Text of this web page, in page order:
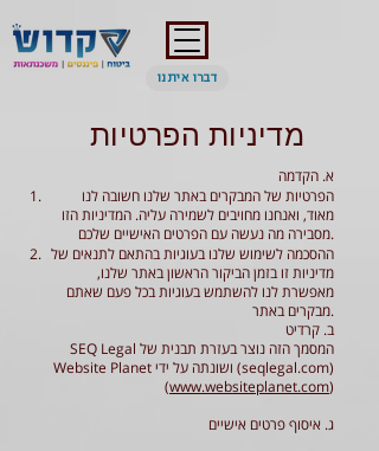
דברו איתנו
א. הקדמה
מאוד, ואנחנו מחויבים לשמירה עליה. המדיניות הזו
מסבירה מה נעשה עם הפרטים האישיים שלכם.
ההסכמה לשימוש שלנו בעוגיות בהתאם לתנאים של
מדיניות זו בזמן הביקור הראשון באתר שלנו,
מאפשרת לנו להשתמש בעוגיות בכל פעם שאתם
מבקרים באתר.
ב. קרדיט
המסמך הזה נוצר בעזרת תבנית של SEQ Legal
(seqlegal.com) ושונתה על ידי Website Planet
(www.websiteplanet.com)
ג. איסוף פרטים אישיים